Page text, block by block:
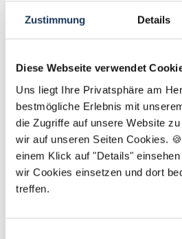
Zustimmung Details
Diese Webseite verwendet
Uns liegt Ihre Privatsphäre am
bestmögliche Erlebnis mit
die Zugriffe auf unsere Website
wir auf unseren Seiten Cookies.
einem Klick auf "Details"
wir Cookies einsetzen und dort
treffen.
Ansprechpartnerin
Gerne helfe ich Ihnen dabei,
einer Zahnarztpraxis zu finden.
mich gerne, wenn Sie Fragen
haben.